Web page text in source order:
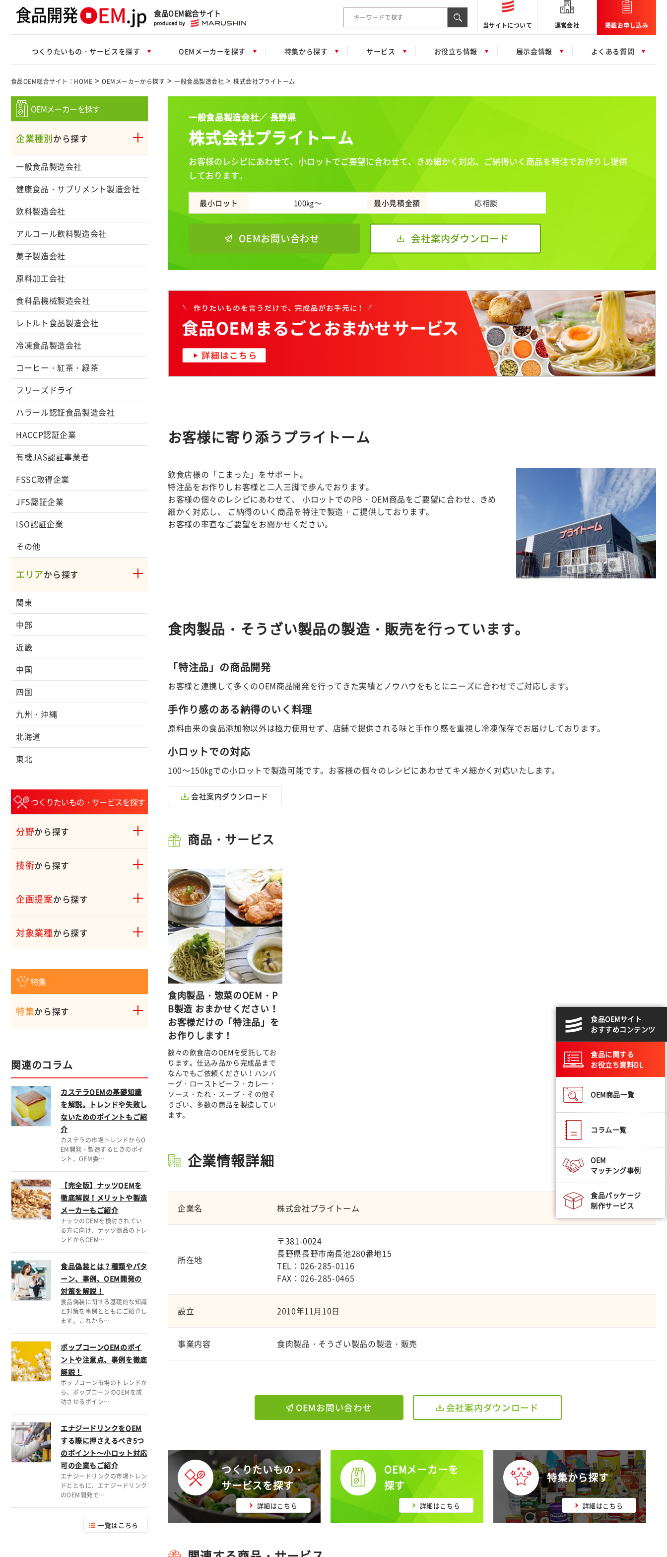
食品OEM総合サイト
検索キーワード入力 当サイトについて 運営会社 掲載お申し込み
つくりたいもの・サービスを探す OEMメーカーを探す 特集から探す サービス お役立ち情報 展示会情報 よくある質問
食品OEM総合サイト：HOME >OEMメーカーから探す >一般食品製造会社 >株式会社プライトーム
OEMメーカーを探す
企業種別から探す
一般食品製造会社
健康食品・サプリメント製造会社
飲料製造会社
アルコール飲料製造会社
菓子製造会社
原料加工会社
食料品機械製造会社
レトルト食品製造会社
冷凍食品製造会社
コーヒー・紅茶・緑茶
フリーズドライ
ハラール認証食品製造会社
HACCP認証企業
有機JAS認証事業者
FSSC取得企業
JFS認証企業
ISO認証企業
その他
エリアから探す
関東
中部
近畿
中国
四国
九州・沖縄
北海道
東北
つくりたいもの・サービスを探す
分野から探す
技術から探す
企画提案から探す
対象業種から探す
特集
特集から探す
関連のコラム
カステラOEMの基礎知識
を解説。トレンドや失敗し
ないためのポイントもご紹
介
カステラの市場トレンドからO
EM開発・製造するときのポイ
ント、OEM委…
【完全版】ナッツOEMを
徹底解説！メリットや製造
メーカーもご紹介
ナッツのOEMを検討されてい
る方に向け、ナッツ商品のトレ
ンドからOEM…
食品偽装とは？種類やパタ
ーン、事例、OEM開発の
対策を解説！
食品偽装に関する基礎的な知識
と対策を事例とともにご紹介し
ます。これから…
ポップコーンOEMのポイ
ントや注意点、事例を徹底
解説！
ポップコーン市場のトレンドか
ら、ポップコーンのOEMを成
功させるポイン…
エナジードリンクをOEM
する際に押さえるべき5つ
のポイント～小ロット対応
可の企業もご紹介
エナジードリンクの市場トレン
ドとともに、エナジードリンク
のOEM開発で…
一覧はこちら
一般食品製造会社／ 長野県
株式会社プライトーム
お客様のレシピにあわせて、小ロットでご要望に合わせて、きめ細かく対応、ご納得いく商品を特注でお作りし提供
しております。
最小ロット 100㎏～ 最小見積金額 応相談
OEMお問い合わせ 会社案内ダウンロード
お客様に寄り添うプライトーム
飲食店様の「こまった」をサポート。
特注品をお作りしお客様と二人三脚で歩んでおります。
お客様の個々のレシピにあわせて、 小ロットでのPB・OEM商品をご要望に合わせ、きめ
細かく対応し、 ご納得のいく商品を特注で製造・ご提供しております。
お客様の率直なご要望をお聞かせください。
食肉製品・そうざい製品の製造・販売を行っています。
「特注品」の商品開発
お客様と連携して多くのOEM商品開発を行ってきた実績とノウハウをもとにニーズに合わせでご対応します。
手作り感のある納得のいく料理
原料由来の食品添加物以外は極力使用せず、店舗で提供される味と手作り感を重視し冷凍保存でお届けしております。
小ロットでの対応
100～150㎏での小ロットで製造可能です。お客様の個々のレシピにあわせてキメ細かく対応いたします。
会社案内ダウンロード
商品・サービス
食肉製品・惣菜のOEM・P
B製造 おまかせください！
お客様だけの「特注品」を
お作りします！
数々の飲食店のOEMを受託してお
ります。仕込み品から完成品まで
なんでもご依頼ください！ハンバ
ーグ・ローストビーフ・カレー・
ソース・たれ・スープ・その他そ
うざい、多数の商品を製造してい
ます。
企業情報詳細
企業名 株式会社プライトーム
所在地
〒381-0024
長野県長野市南長池280番地15
TEL：026-285-0116
FAX：026-285-0465
設立 2010年11月10日
事業内容 食肉製品・そうざい製品の製造・販売
OEMお問い合わせ 会社案内ダウンロード
つくりたいもの・
サービスを探す
詳細はこちら
OEMメーカーを
探す
詳細はこちら
特集から探す
詳細はこちら
食品OEMサイト
おすすめコンテンツ
食品に関する
お役立ち資料DL
OEM商品一覧
コラム一覧
OEM
マッチング事例
食品パッケージ
制作サービス